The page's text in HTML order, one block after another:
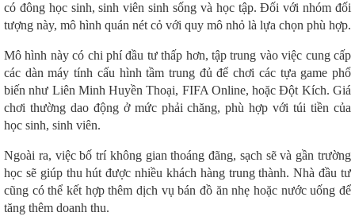
có đông học sinh, sinh viên sinh sống và học tập. Đối với nhóm đối
tượng này, mô hình quán nét cỏ với quy mô nhỏ là lựa chọn phù hợp.
Mô hình này có chi phí đầu tư thấp hơn, tập trung vào việc cung cấp
các dàn máy tính cấu hình tầm trung đủ để chơi các tựa game phổ
biến như Liên Minh Huyền Thoại, FIFA Online, hoặc Đột Kích. Giá
chơi thường dao động ở mức phải chăng, phù hợp với túi tiền của
học sinh, sinh viên.
Ngoài ra, việc bố trí không gian thoáng đãng, sạch sẽ và gần trường
học sẽ giúp thu hút được nhiều khách hàng trung thành. Nhà đầu tư
cũng có thể kết hợp thêm dịch vụ bán đồ ăn nhẹ hoặc nước uống để
tăng thêm doanh thu.